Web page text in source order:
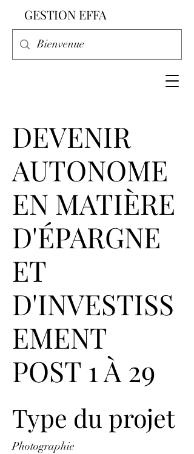
GESTION EFFA
DEVENIR
AUTONOME
EN MATIÈRE
D'ÉPARGNE
ET
D'INVESTISS
EMENT
POST 1 À 29
Type du projet
Photographie